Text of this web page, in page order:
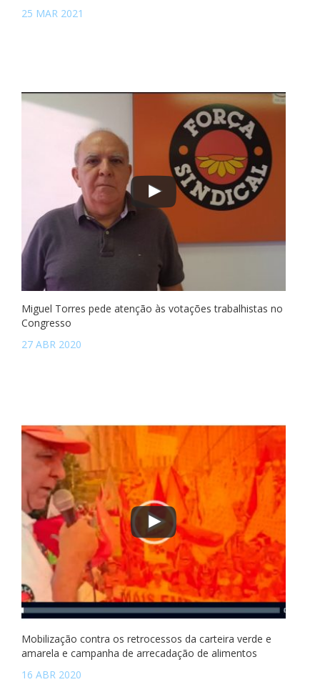
25 MAR 2021
Miguel Torres pede atenção às votações trabalhistas no
Congresso
27 ABR 2020
Mobilização contra os retrocessos da carteira verde e
amarela e campanha de arrecadação de alimentos
16 ABR 2020